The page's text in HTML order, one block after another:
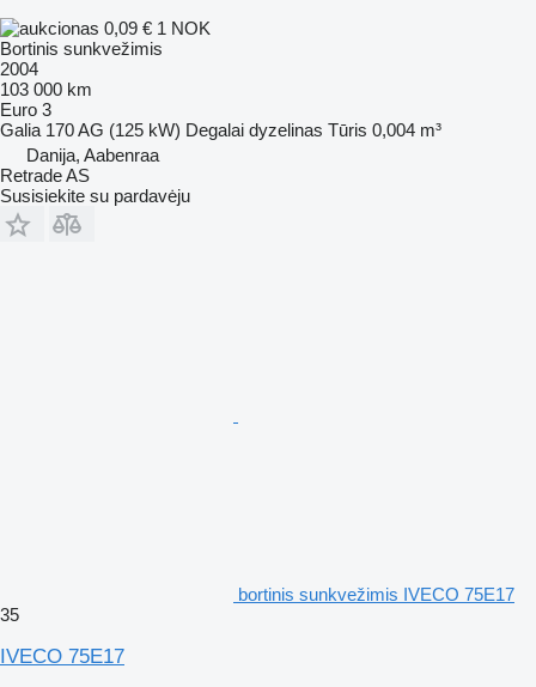
0,09 € 1 NOK
Bortinis sunkvežimis
2004
103 000 km
Euro 3
Galia 170 AG (125 kW) Degalai dyzelinas Tūris 0,004 m³
Danija, Aabenraa
Retrade AS
Susisiekite su pardavėju
bortinis sunkvežimis IVECO 75E17
35
IVECO 75E17